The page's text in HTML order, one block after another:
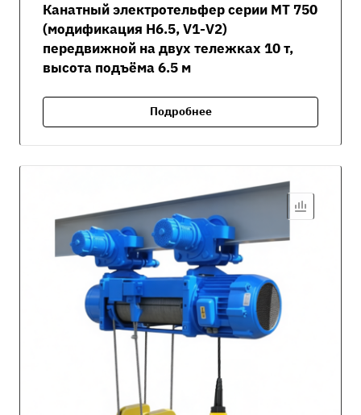
Канатный электротельфер серии MT 750
(модификация H6.5, V1-V2)
передвижной на двух тележках 10 т,
высота подъёма 6.5 м
Подробнее